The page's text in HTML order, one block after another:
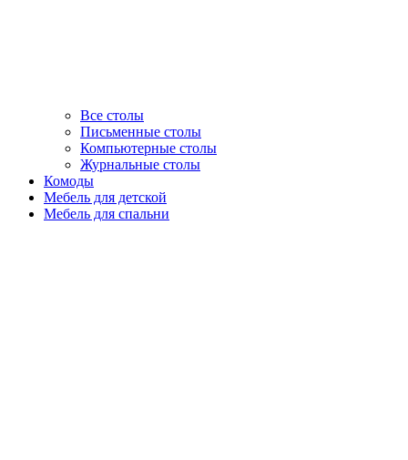
Все столы
Письменные столы
Компьютерные столы
Журнальные столы
Комоды
Мебель для детской
Мебель для спальни